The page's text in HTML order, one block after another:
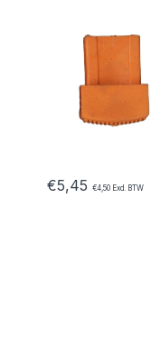
€5,45 €4,50Excl. BTW